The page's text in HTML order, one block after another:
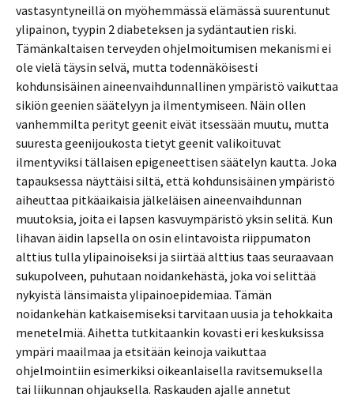
vastasyntyneillä on myöhemmässä elämässä suurentunut
ylipainon, tyypin 2 diabeteksen ja sydäntautien riski.
Tämänkaltaisen terveyden ohjelmoitumisen mekanismi ei
ole vielä täysin selvä, mutta todennäköisesti
kohdunsisäinen aineenvaihdunnallinen ympäristö vaikuttaa
sikiön geenien säätelyyn ja ilmentymiseen. Näin ollen
vanhemmilta perityt geenit eivät itsessään muutu, mutta
suuresta geenijoukosta tietyt geenit valikoituvat
ilmentyviksi tällaisen epigeneettisen säätelyn kautta. Joka
tapauksessa näyttäisi siltä, että kohdunsisäinen ympäristö
aiheuttaa pitkäaikaisia jälkeläisen aineenvaihdunnan
muutoksia, joita ei lapsen kasvuympäristö yksin selitä. Kun
lihavan äidin lapsella on osin elintavoista riippumaton
alttius tulla ylipainoiseksi ja siirtää alttius taas seuraavaan
sukupolveen, puhutaan noidankehästä, joka voi selittää
nykyistä länsimaista ylipainoepidemiaa. Tämän
noidankehän katkaisemiseksi tarvitaan uusia ja tehokkaita
menetelmiä. Aihetta tutkitaankin kovasti eri keskuksissa
ympäri maailmaa ja etsitään keinoja vaikuttaa
ohjelmointiin esimerkiksi oikeanlaisella ravitsemuksella
tai liikunnan ohjauksella. Raskauden ajalle annetut